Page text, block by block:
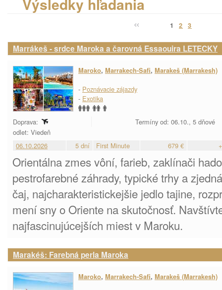
Výsledky hľadania
1 2 3
Marrákeš - srdce Maroka a čarovná Essaouira LETECKY
Maroko, Marrakech-Safi, Marakeš (Marrakesh)
- Poznávacie zájazdy
- Exotika
Doprava:
Termíny od: 06.10., 5 dňové
odlet: Viedeň
06.10.2026
5 dní First Minute 679 €
Orientálna zmes vôní, farieb, zaklínači
pestrofarebné záhrady, typické trhy a
čaj, najcharakteristickejšie jedlo tajine,
mení sny o Oriente na skutočnosť.
najfascinujúcejších miest v Maroku.
Marakéš: Farebná perla Maroka
Maroko, Marrakech-Safi, Marakeš (Marrakesh)